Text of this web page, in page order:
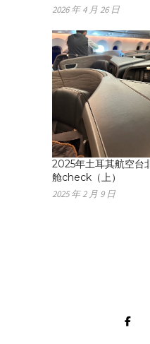
2026 年 4 月 26 日
2025年土耳其航空台
舱check（上）
2025 年 2 月 9 日